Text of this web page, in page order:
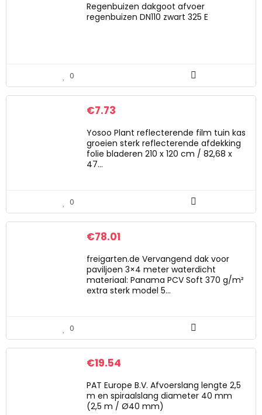
Regenbuizen dakgoot afvoer
regenbuizen DN110 zwart 325 E
0
€7.73
Yosoo Plant reflecterende film tuin kas
groeien sterk reflecterende afdekking
folie bladeren 210 x 120 cm / 82,68 x
47…
0
€78.01
freigarten.de Vervangend dak voor
paviljoen 3×4 meter waterdicht
materiaal: Panama PCV Soft 370 g/m²
extra sterk model 5…
0
€19.54
PAT Europe B.V. Afvoerslang lengte 2,5
m en spiraalslang diameter 40 mm
(2,5 m / Ø40 mm)